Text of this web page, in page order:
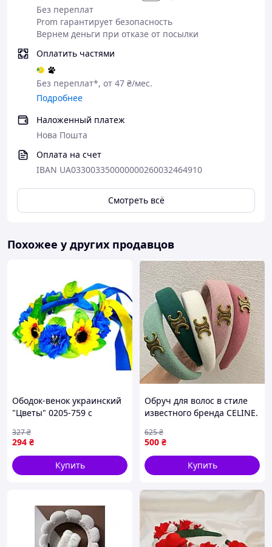
Без переплат
Prom гарантирует безопасность
Вернем деньги при отказе от посылки
Оплатить частями
Без переплат*, от 47 ₴/мес.
Подробнее
Наложенный платеж
Нова Пошта
Оплата на счет
IBAN UA033003350000000260032464910
Смотреть всё
Похожее у других продавцов
Ободок-венок украинский
"Цветы" 0205-759 с
294 ₴
327₴
Купить
Обруч для волос в стиле
известного бренда CELINE.
лаконичные и практичные
500 ₴
625₴
Купить